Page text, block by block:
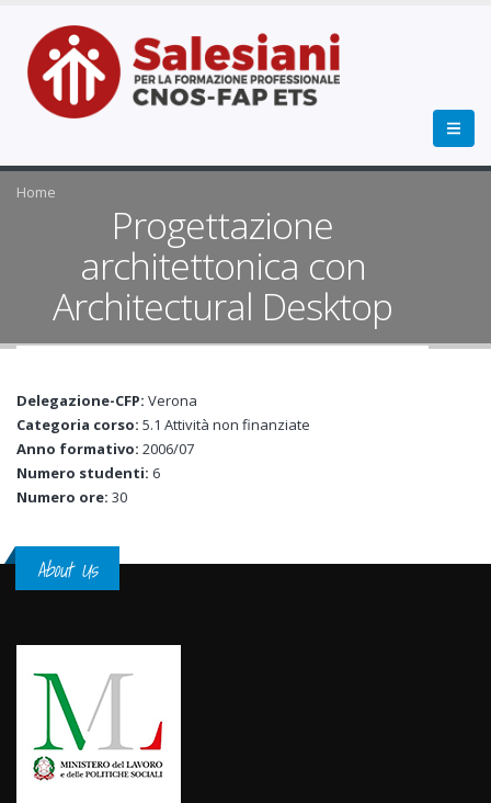
Home
Progettazione
architettonica con
Architectural Desktop
Delegazione-CFP: Verona
Categoria corso: 5.1 Attività non finanziate
Anno formativo: 2006/07
Numero studenti: 6
Numero ore: 30
About Us